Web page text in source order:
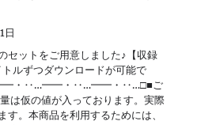
日
セットをご用意しました♪【収録
ルずつダウンロードが可能で
・‥…━━・‥…━━・‥…□■ご
は仮の値が入っております。実際
。本商品を利用するためには、